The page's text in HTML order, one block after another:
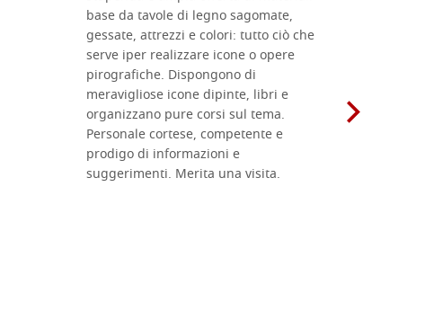
base da tavole di legno sagomate,
gessate, attrezzi e colori: tutto ciò che
serve iper realizzare icone o opere
pirografiche. Dispongono di
meravigliose icone dipinte, libri e
organizzano pure corsi sul tema.
Personale cortese, competente e
prodigo di informazioni e
suggerimenti. Merita una visita.